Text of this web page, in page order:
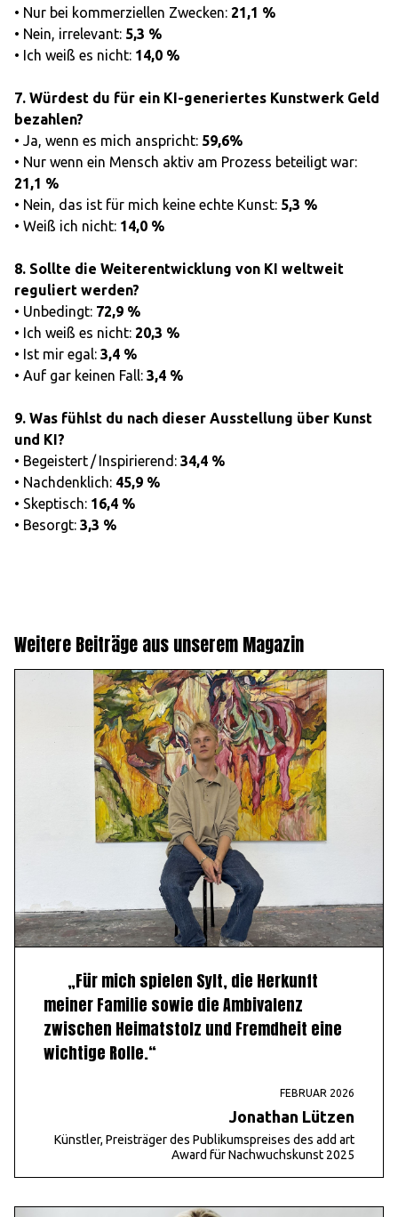
• Nur bei kommerziellen Zwecken: 21,1 %
• Nein, irrelevant: 5,3 %
• Ich weiß es nicht: 14,0 %
7. Würdest du für ein KI-generiertes Kunstwerk Geld
bezahlen?
• Ja, wenn es mich anspricht: 59,6%
• Nur wenn ein Mensch aktiv am Prozess beteiligt war:
21,1 %
• Nein, das ist für mich keine echte Kunst: 5,3 %
• Weiß ich nicht: 14,0 %
8. Sollte die Weiterentwicklung von KI weltweit
reguliert werden?
• Unbedingt: 72,9 %
• Ich weiß es nicht: 20,3 %
• Ist mir egal: 3,4 %
• Auf gar keinen Fall: 3,4 %
9. Was fühlst du nach dieser Ausstellung über Kunst
und KI?
• Begeistert / Inspirierend: 34,4 %
• Nachdenklich: 45,9 %
• Skeptisch: 16,4 %
• Besorgt: 3,3 %
Weitere Beiträge aus unserem Magazin
„Für mich spielen Sylt, die Herkunft
meiner Familie sowie die Ambivalenz
zwischen Heimatstolz und Fremdheit eine
wichtige Rolle.“
FEBRUAR 2026
Jonathan Lützen
Künstler, Preisträger des Publikumspreises des add art
Award für Nachwuchskunst 2025